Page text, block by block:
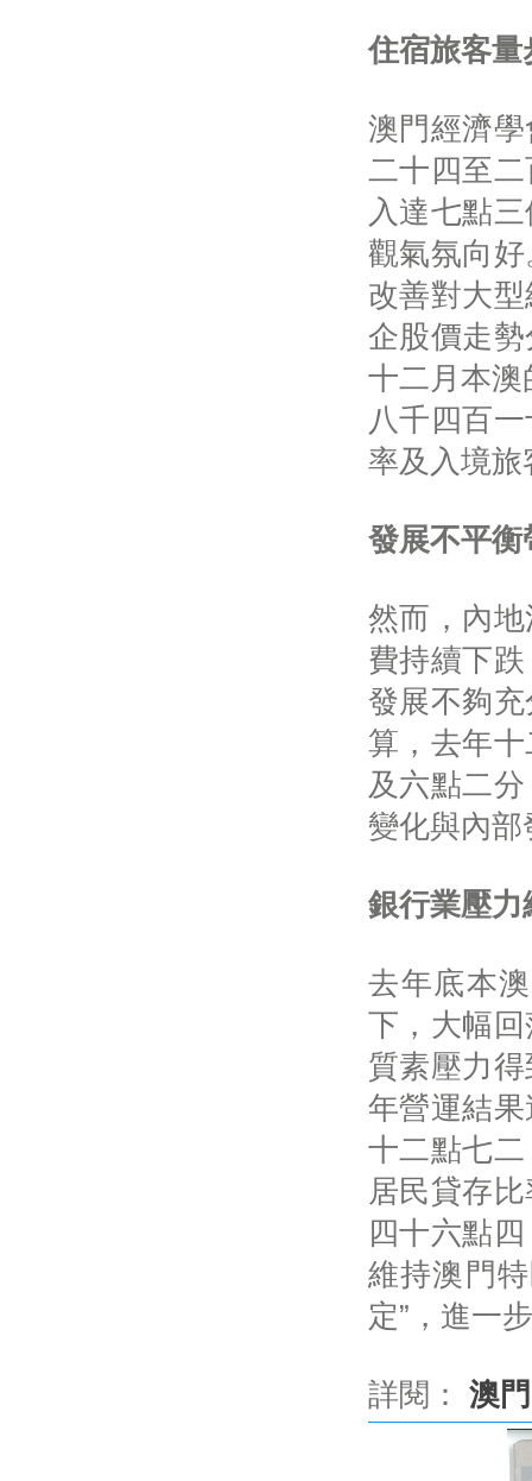
住宿旅客量
澳門經濟
二十四至
入達七點
觀氣氛向
改善對大
企股價走
十二月本
八千四百
率及入境旅
發展不平衡
然而，內
費持續下
發展不夠
算，去年
及六點二
變化與內
銀行業壓力
去年底本
下，大幅
質素壓力
年營運結
十二點七
居民貸存
四十六點
維持澳門
定”，進一
詳閱： 澳